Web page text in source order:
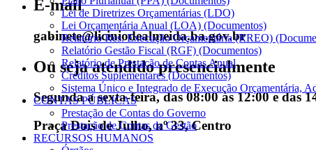
E-mail
gabinete@liciniodealmeida.ba.gov.br
Ou seja atendido presencialmente
Segunda a sexta-feira, das 08:00 às 12:00 e das
Praça Dois de Julho, nº 33, Centro
Lei de Diretrizes Orçamentárias (LDO)
Lei Orçamentária Anual (LOA) (Documentos)
Relatório Res. Execução Orçamentária (RREO)
Relatório Gestão Fiscal (RGF) (Documentos)
Relatório de Prestação de Contas Anual
Créditos Suplementares (Documentos)
Sistema Único e Integrado de Execução Orçamentária,
CONTAS PÚBLICAS
Prestação de Contas do Governo
Prestação de Contas da Gestão
RECURSOS HUMANOS